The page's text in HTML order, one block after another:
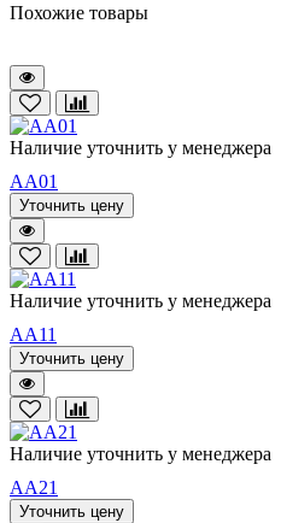
Похожие товары
Наличие уточнить у менеджера
AA01
Уточнить цену
Наличие уточнить у менеджера
AA11
Уточнить цену
Наличие уточнить у менеджера
AA21
Уточнить цену